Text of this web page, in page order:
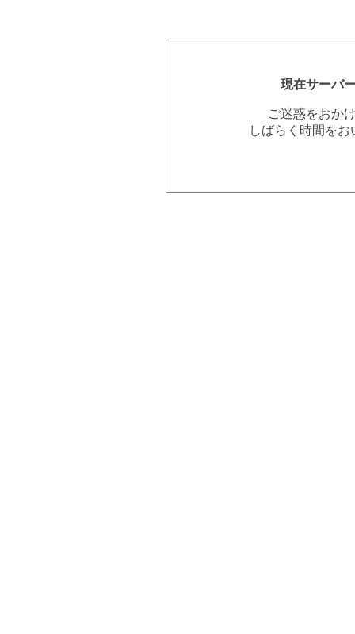
現在サーバ
ご迷惑をおか
しばらく時間を